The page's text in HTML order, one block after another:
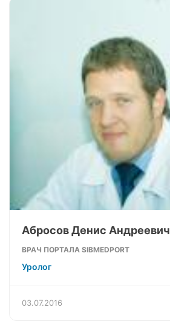
Абросов Денис Андреевич
ВРАЧ ПОРТАЛА SIBMEDPORT
Уролог
03.07.2016